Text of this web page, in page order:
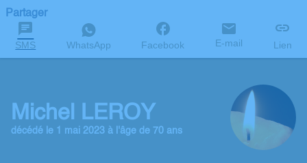
Partager
SMS WhatsApp Facebook E-mail Lien
Michel LEROY
décédé le 1 mai 2023 à l'âge de 70 ans